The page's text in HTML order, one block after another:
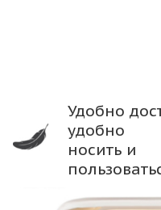
Удобно
удобно
носить и